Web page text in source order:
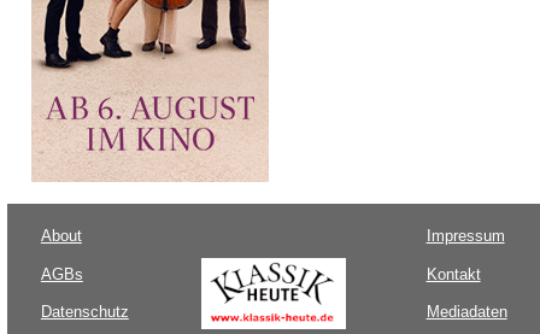
About
AGBs
Datenschutz
Impressum
Kontakt
Mediadaten